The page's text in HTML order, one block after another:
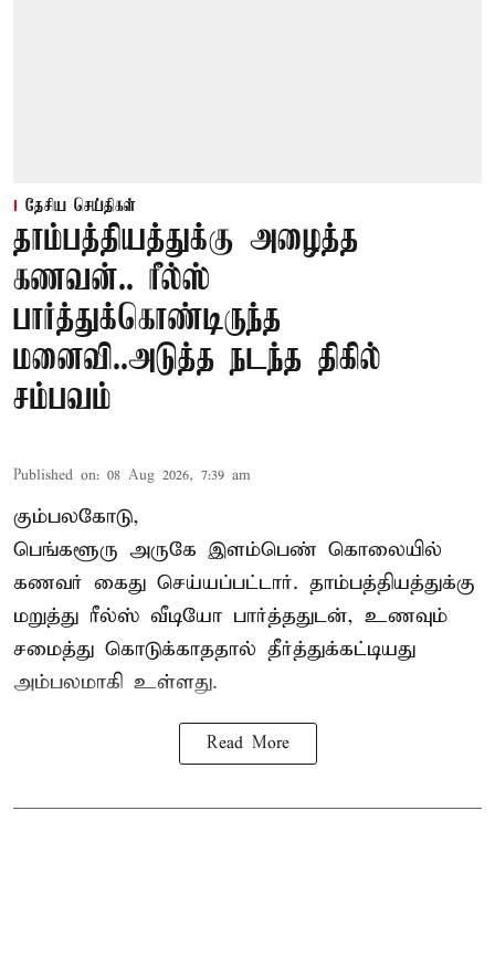
தேசிய செய்திகள்
தாம்பத்தியத்துக்கு அழைத்த
கணவன்.. ரீல்ஸ்
பார்த்துக்கொண்டிருந்த
மனைவி..அடுத்த நடந்த திகில்
சம்பவம்
Published on: 08 Aug 2026, 7:39 am
கும்பலகோடு,
பெங்களூரு அருகே இளம்பெண் கொலையில்
கணவர் கைது செய்யப்பட்டார். தாம்பத்தியத்துக்கு
மறுத்து ரீல்ஸ் வீடியோ பார்த்ததுடன், உணவும்
சமைத்து கொடுக்காததால் தீர்த்துக்கட்டியது
அம்பலமாகி உள்ளது.
Read More